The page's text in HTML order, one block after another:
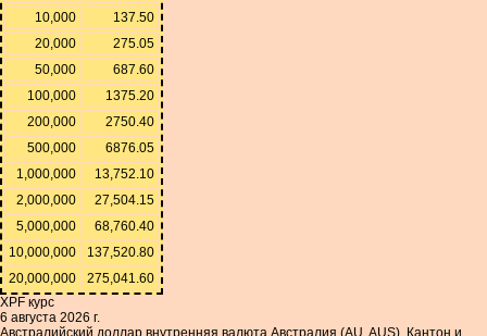
10,000
137.50
20,000
275.05
50,000
687.60
100,000
1375.20
200,000
2750.40
500,000
6876.05
1,000,000
13,752.10
2,000,000
27,504.15
5,000,000
68,760.40
10,000,000
137,520.80
20,000,000
275,041.60
XPF курс
6 августа 2026 г.
Австралийский доллар внутренняя валюта Австралия (AU, AUS), Кантон и